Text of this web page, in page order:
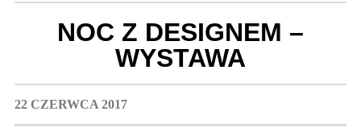
NOC Z DESIGNEM –
WYSTAWA
22 CZERWCA 2017